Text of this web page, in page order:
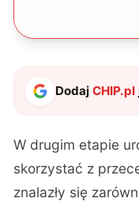
DodajCHIP.pl
W drugim etapie
skorzystać z
znalazły się